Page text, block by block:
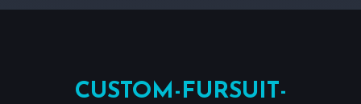
CUSTOM-FURSUIT-